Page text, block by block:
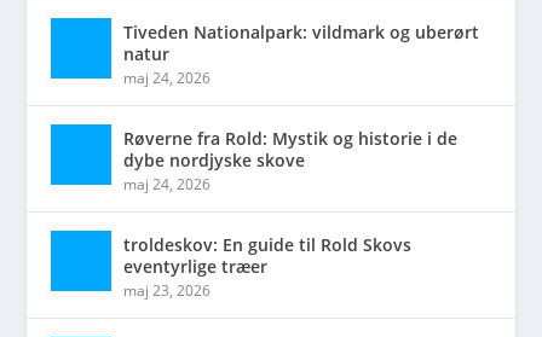
Tiveden Nationalpark: vildmark og uberørt
natur
maj 24, 2026
Røverne fra Rold: Mystik og historie i de
dybe nordjyske skove
maj 24, 2026
troldeskov: En guide til Rold Skovs
eventyrlige træer
maj 23, 2026